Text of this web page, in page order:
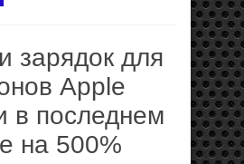
зарядок для
Apple
в последнем
на 500%